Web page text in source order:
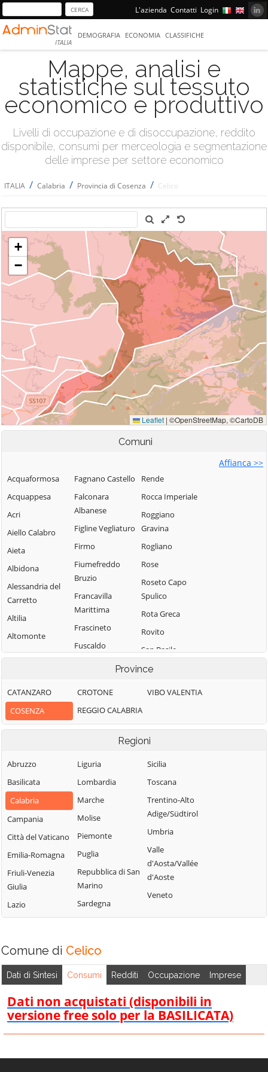
L'azienda Contatti Login
ITALIA
DEMOGRAFIA ECONOMIA CLASSIFICHE
Mappe, analisi e
statistiche sul tessuto
economico e produttivo
Livelli di occupazione e di disoccupazione, reddito
disponibile, consumi per merceologia e segmentazione
delle imprese per settore economico
ITALIA / Calabria / Provincia di Cosenza / Celico
Comuni
Affianca >>
Acquaformosa
Acquappesa
Acri
Aiello Calabro
Aieta
Albidona
Alessandria del
Carretto
Altilia
Altomonte
Amantea
Aprigliano
Belmonte
Calabro
Bianchi
Bisignano
Bocchigliero
Bonifati
Buonvicino
Calopezzati
Cariati
Carolei
Carpanzano
Casali del Manco
Cassano all'Ionio
Fagnano Castello
Falconara
Albanese
Figline Vegliaturo
Firmo
Fiumefreddo
Bruzio
Francavilla
Marittima
Frascineto
Fuscaldo
Piemontese
Lago
Laino Castello
Lappano
Lattarico
Longobardi
Longobucco
Lungro
Luzzi
Mandatoriccio
Mangone
Marchesato
Marano
Rende
Rocca Imperiale
Roggiano
Gravina
Rogliano
Rose
Roseto Capo
Spulico
Rota Greca
Rovito
San Basile
San Benedetto
Albanese
San Demetrio
Corone
San Donato di
San Giorgio
Albanese
San Giovanni in
Fiore
San Lorenzo
Vallo
Argentano
Finita
San Nicola Arcella
Province
CATANZARO
COSENZA
CROTONE
REGGIO CALABRIA
VIBO VALENTIA
Regioni
Abruzzo
Basilicata
Calabria
Campania
Città del Vaticano
Emilia-Romagna
Friuli-Venezia
Giulia
Lazio
Liguria
Lombardia
Marche
Molise
Piemonte
Puglia
Repubblica di San
Marino
Sardegna
Sicilia
Toscana
Trentino-Alto
Adige/Südtirol
Umbria
Valle
d'Aosta/Vallée
d'Aoste
Veneto
Comune di Celico
Dati di Sintesi Consumi Redditi Occupazione Imprese
Dati non acquistati (disponibili in
versione free solo per la BASILICATA)